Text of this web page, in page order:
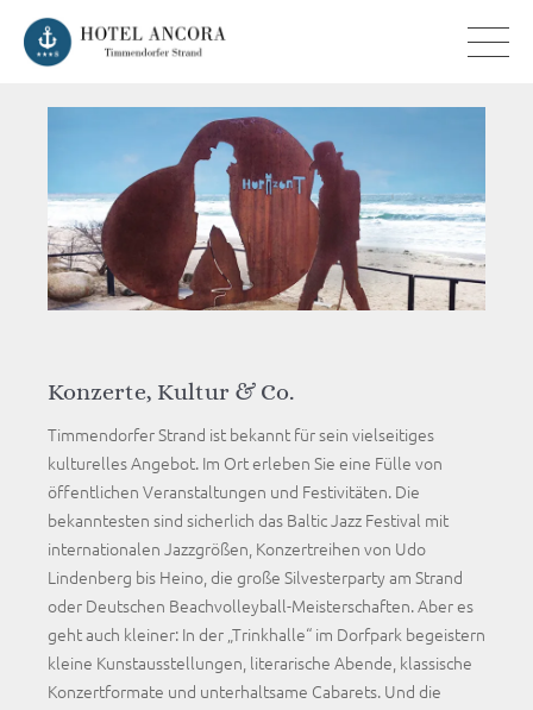
Konzerte, Kultur & Co.
Timmendorfer Strand ist bekannt für sein vielseitiges
kulturelles Angebot. Im Ort erleben Sie eine Fülle von
öffentlichen Veranstaltungen und Festivitäten. Die
bekanntesten sind sicherlich das Baltic Jazz Festival mit
internationalen Jazzgrößen, Konzertreihen von Udo
Lindenberg bis Heino, die große Silvesterparty am Strand
oder Deutschen Beachvolleyball-Meisterschaften. Aber es
geht auch kleiner: In der „Trinkhalle“ im Dorfpark begeistern
kleine Kunstausstellungen, literarische Abende, klassische
Konzertformate und unterhaltsame Cabarets. Und die